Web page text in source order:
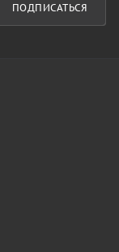
ПОДПИСАТЬСЯ